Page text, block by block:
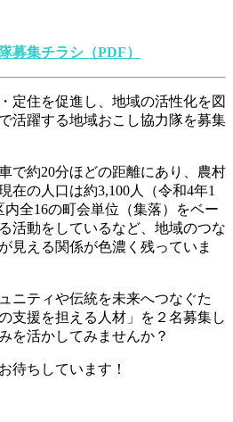
募集チラシ（PDF）
定住を促進し、地域の活性化を図
活躍する地域おこし協力隊を募集
で約20分ほどの距離にあり、農村
在の人口は約3,100人（令和4年1
全16の町会単位（集落）をベー
活動をしているなど、地域のつな
見える関係が色濃く残っていま
ニティや伝統を未来へつなぐた
支援を担える人材」を２名募集し
を活かしてみませんか？
待ちしています！